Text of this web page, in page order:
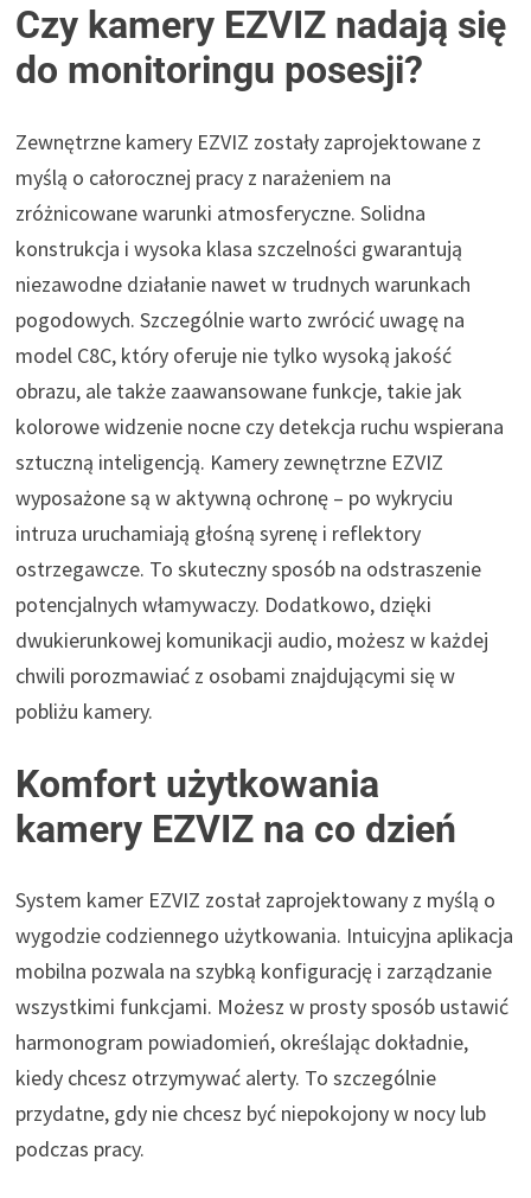
Czy kamery EZVIZ nadają się
do monitoringu posesji?
Zewnętrzne kamery EZVIZ zostały zaprojektowane z
myślą o całorocznej pracy z narażeniem na
zróżnicowane warunki atmosferyczne. Solidna
konstrukcja i wysoka klasa szczelności gwarantują
niezawodne działanie nawet w trudnych warunkach
pogodowych. Szczególnie warto zwrócić uwagę na
model C8C, który oferuje nie tylko wysoką jakość
obrazu, ale także zaawansowane funkcje, takie jak
kolorowe widzenie nocne czy detekcja ruchu wspierana
sztuczną inteligencją. Kamery zewnętrzne EZVIZ
wyposażone są w aktywną ochronę – po wykryciu
intruza uruchamiają głośną syrenę i reflektory
ostrzegawcze. To skuteczny sposób na odstraszenie
potencjalnych włamywaczy. Dodatkowo, dzięki
dwukierunkowej komunikacji audio, możesz w każdej
chwili porozmawiać z osobami znajdującymi się w
pobliżu kamery.
Komfort użytkowania
kamery EZVIZ na co dzień
System kamer EZVIZ został zaprojektowany z myślą o
wygodzie codziennego użytkowania. Intuicyjna aplikacja
mobilna pozwala na szybką konfigurację i zarządzanie
wszystkimi funkcjami. Możesz w prosty sposób ustawić
harmonogram powiadomień, określając dokładnie,
kiedy chcesz otrzymywać alerty. To szczególnie
przydatne, gdy nie chcesz być niepokojony w nocy lub
podczas pracy.